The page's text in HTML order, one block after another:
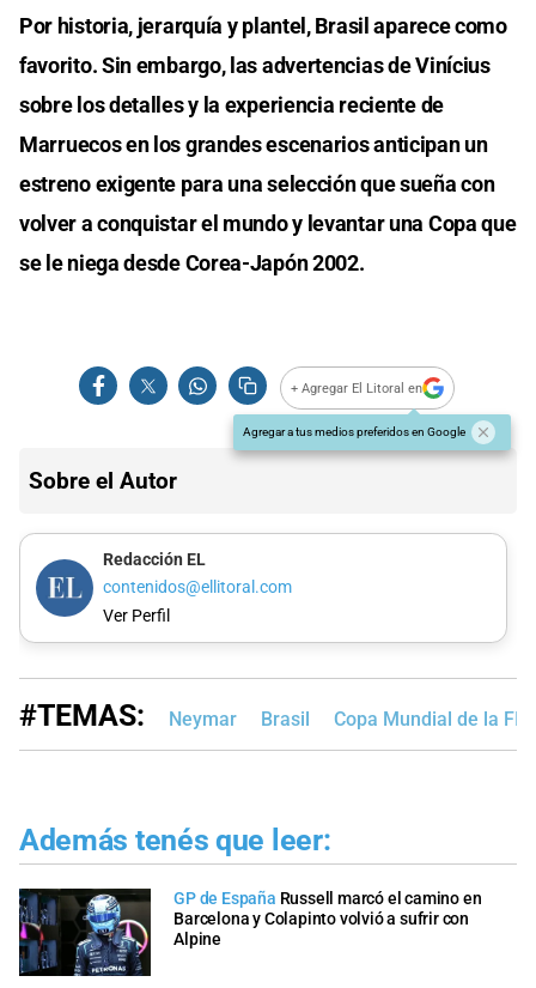
Por historia, jerarquía y plantel, Brasil aparece como
favorito. Sin embargo, las advertencias de Vinícius
sobre los detalles y la experiencia reciente de
Marruecos en los grandes escenarios anticipan un
estreno exigente para una selección que sueña con
volver a conquistar el mundo y levantar una Copa que
se le niega desde Corea-Japón 2002.
+ Agregar El Litoral en
Agregar a tus medios preferidos en Google
Sobre el Autor
Redacción EL
contenidos@ellitoral.com
Ver Perfil
#TEMAS: Neymar Brasil Copa Mundial de la
Además tenés que leer:
GP de España Russell marcó el camino en
Barcelona y Colapinto volvió a sufrir con
Alpine